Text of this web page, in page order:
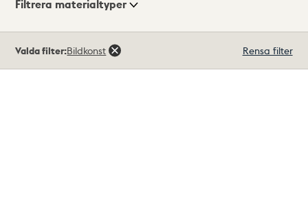
Visningsläge
Filtrera materialtyper
träffar
Valda filter:Bildkonst Rensa filter